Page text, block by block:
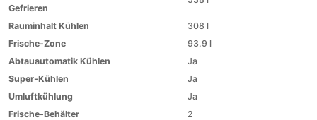
Gefrieren
Rauminhalt Kühlen
308 l
Frische-Zone
93.9 l
Abtauautomatik Kühlen
Ja
Super-Kühlen
Ja
Umluftkühlung
Ja
Frische-Behälter
2